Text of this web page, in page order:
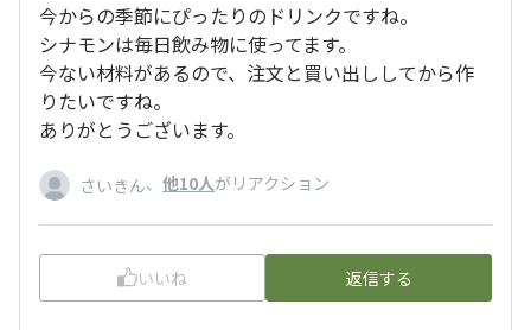
今からの季節にぴったりのドリンクですね。
シナモンは毎日飲み物に使ってます。
今ない材料があるので、注文と買い出ししてから作
りたいですね。
ありがとうございます。
さいきん、 他10人がリアクション
いいね 返信する